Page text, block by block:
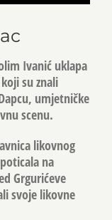
Ivanić uklapa
su znali
umjetničke
scenu.
likovnog
na
Grgurićeve
svoje likovne